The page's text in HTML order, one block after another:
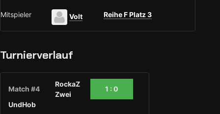
Mitspieler Volt Reihe F Platz 3
Turnierverlauf
Match #4
RockaZ
Zwei
1 : 0
UndHob